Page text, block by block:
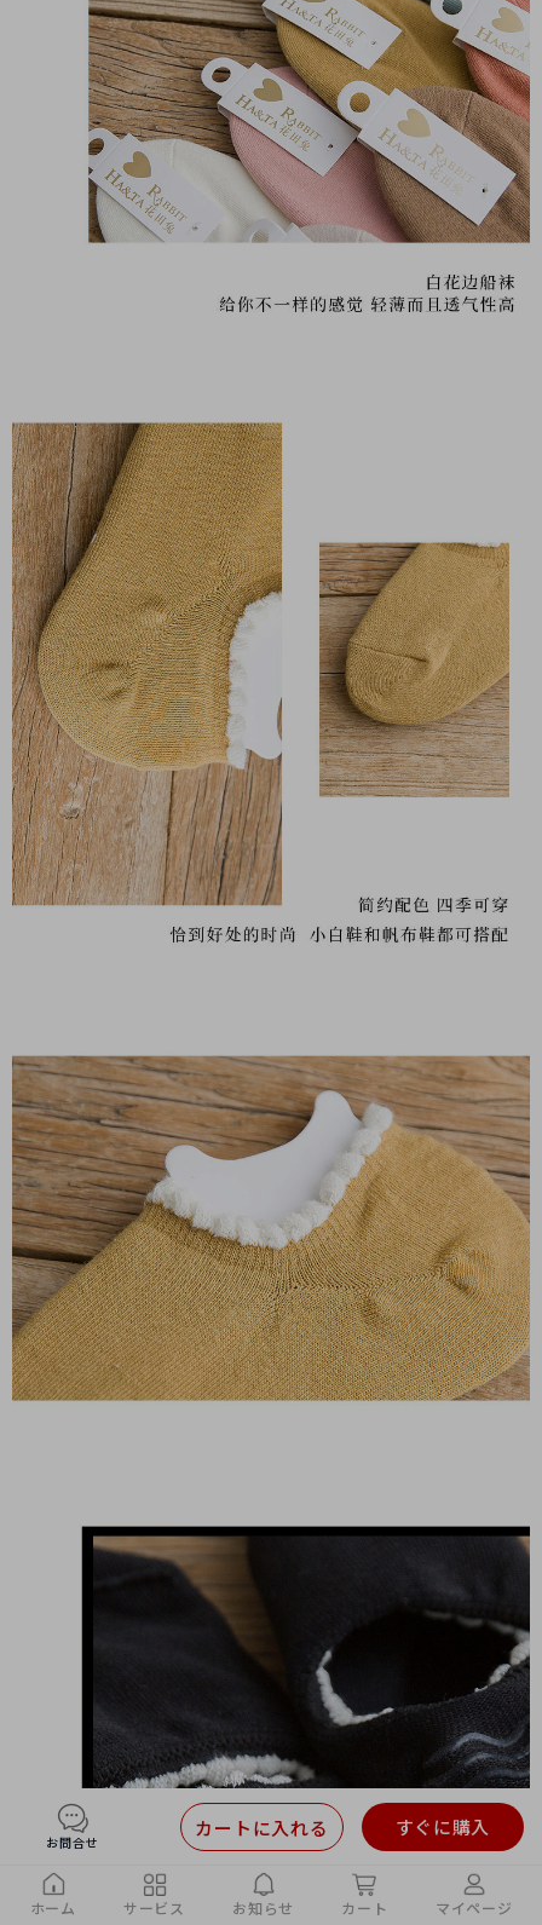
お問合せ
すぐに購入
カートに入れる
ホーム サービス お知らせ カート マイページ